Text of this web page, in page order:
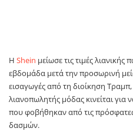
Η Shein μείωσε τις τιμές λιανικής
εβδομάδα μετά την προσωρινή
εισαγωγές από τη διοίκηση
λιανοπωλητής μόδας κινείται για
που φοβήθηκαν από τις
δασμών.